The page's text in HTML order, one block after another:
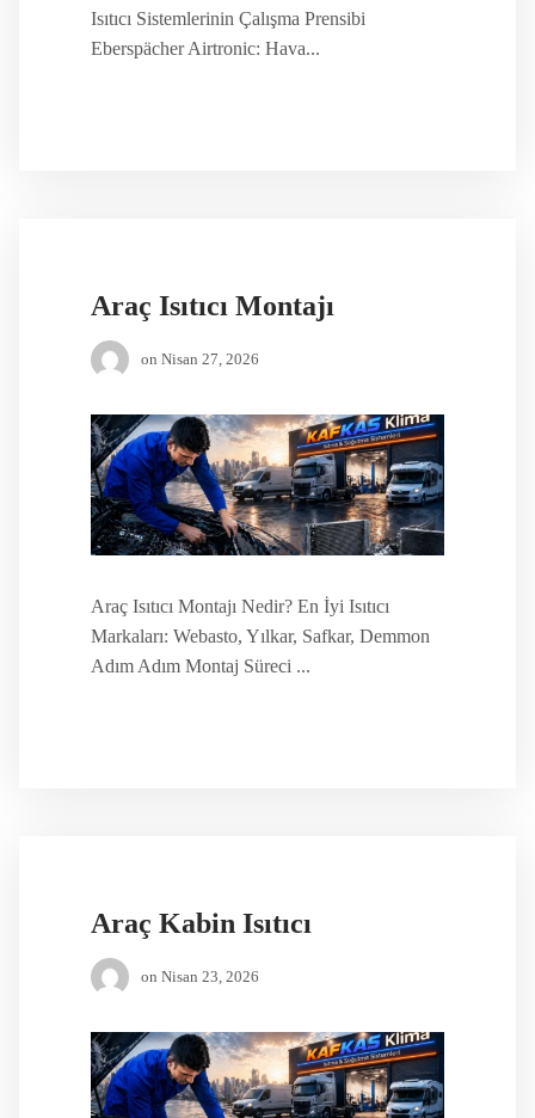
Isıtıcı Sistemlerinin Çalışma Prensibi
Eberspächer Airtronic: Hava...
Araç Isıtıcı Montajı
on Nisan 27, 2026
Araç Isıtıcı Montajı Nedir? En İyi Isıtıcı
Markaları: Webasto, Yılkar, Safkar, Demmon
Adım Adım Montaj Süreci ...
Araç Kabin Isıtıcı
on Nisan 23, 2026